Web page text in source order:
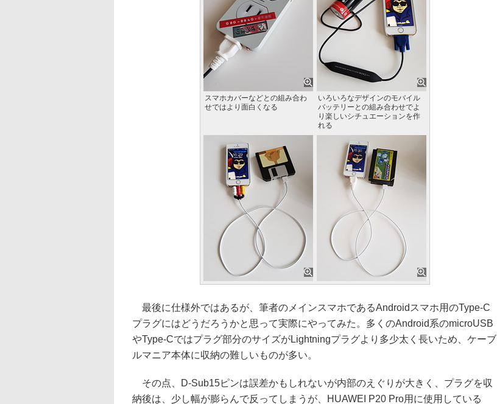
スマホカバーなどとの組み合わ
せではより面白くなる
いろいろなデザインのモバイル
バッテリーとの組み合わせでよ
り楽しいシチュエーションを作
れる
最後に仕様外ではあるが、筆者のメインスマホであるAndroidスマホ用のType-C
プラグにはどうだろうかと思って実際にやってみた。多くのAndroid系のmicroUSB
やType-Cではプラグ部分のサイズがLightningプラグより多少太く長いため、ケーブ
ルマニア本体に収納の難しいものが多い。
その点、D-Sub15ピンは誤差かもしれないが内部のえぐりが大きく、プラグを収
納後は、少し幅が膨らんで反ってしまうが、HUAWEI P20 Pro用に使用している